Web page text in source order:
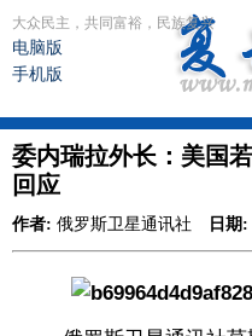
大众民主，共同富裕，民族复兴
电脑版
手机版
委内瑞拉外长：美国
回应
作者: 俄罗斯卫星通讯社 日期: